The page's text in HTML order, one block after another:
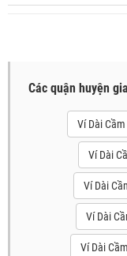
Các quận huyện
Ví Dài
Ví Dài
Ví Dài
Ví Dài
Ví Dài